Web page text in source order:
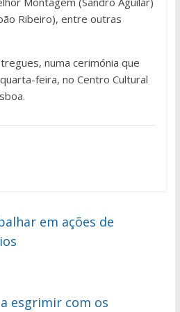
Ribeiro), entre outras
numa cerimónia que
feira, no Centro Cultural
em ações de
esgrimir com os